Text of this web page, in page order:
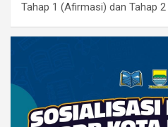
Tahap 1 (Afirmasi) dan Tahap